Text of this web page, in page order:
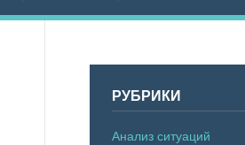
РУБРИКИ
Анализ ситуаций